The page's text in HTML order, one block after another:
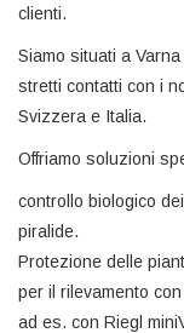
clienti.
Siamo situati a
stretti contatti con i
Svizzera e Italia.
Offriamo soluzioni
controllo biologico
piralide.
Protezione delle
per il rilevamento
ad es. con Riegl